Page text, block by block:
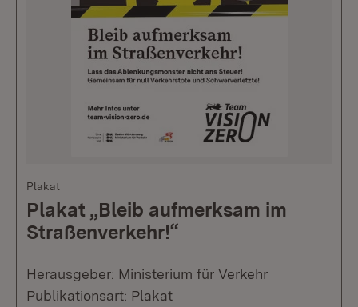
Plakat
Plakat „Bleib aufmerksam im
Straßenverkehr!“
Herausgeber: Ministerium für Verkehr
Publikationsart: Plakat